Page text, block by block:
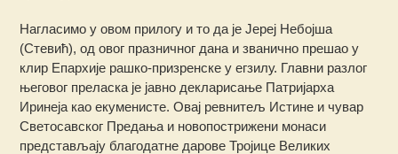
Нагласимо у овом прилогу и то да је Јереј Небојша
(Стевић), од овог празничног дана и званично прешао у
клир Епархије рашко-призренске у егзилу. Главни разлог
његовог преласка је јавно декларисање Патријарха
Иринеја као екуменисте. Овај ревнитељ Истине и чувар
Светосавског Предања и новопострижени монаси
представљају благодатне дарове Тројице Великих